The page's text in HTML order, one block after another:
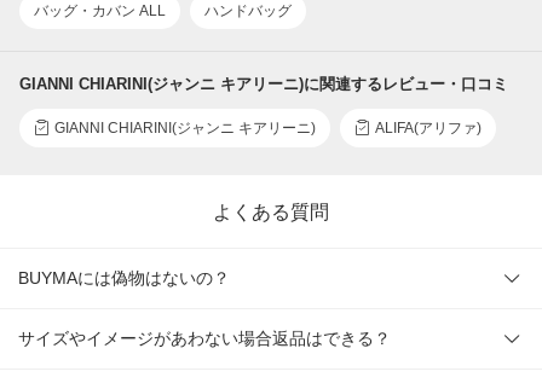
バッグ・カバン ALL ハンドバッグ
GIANNI CHIARINI(ジャンニ キアリーニ)に関連するレビュー・口コミ
GIANNI CHIARINI(ジャンニ キアリーニ) ALIFA(アリファ)
よくある質問
BUYMAには偽物はないの？
サイズやイメージがあわない場合返品はできる？